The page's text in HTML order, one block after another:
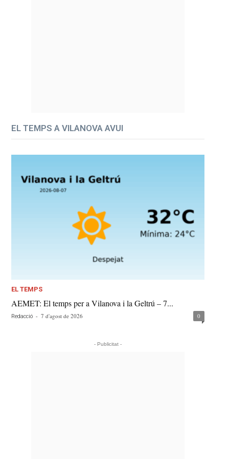
EL TEMPS A VILANOVA AVUI
EL TEMPS
AEMET: El temps per a Vilanova i la Geltrú – 7...
Redacció - 7 d'agost de 2026 0
- Publicitat -